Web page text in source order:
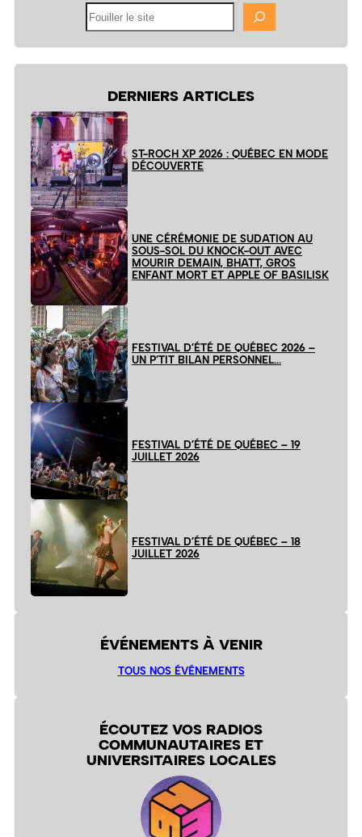
DERNIERS ARTICLES
ST-ROCH XP 2026 : QUÉBEC EN MODE
DÉCOUVERTE
UNE CÉRÉMONIE DE SUDATION AU
SOUS-SOL DU KNOCK-OUT AVEC
MOURIR DEMAIN, BHATT, GROS
ENFANT MORT ET APPLE OF BASILISK
FESTIVAL D’ÉTÉ DE QUÉBEC 2026 –
UN P’TIT BILAN PERSONNEL…
FESTIVAL D’ÉTÉ DE QUÉBEC – 19
JUILLET 2026
FESTIVAL D’ÉTÉ DE QUÉBEC – 18
JUILLET 2026
ÉVÉNEMENTS À VENIR
TOUS NOS ÉVÉNEMENTS
ÉCOUTEZ VOS RADIOS
COMMUNAUTAIRES ET
UNIVERSITAIRES LOCALES